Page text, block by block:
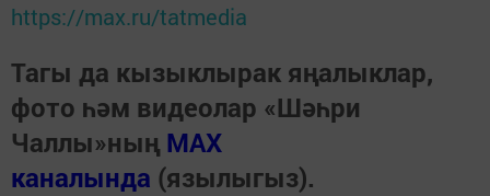
https://max.ru/tatmedia
Тагы да кызыклырак яңалыклар,
фото һәм видеолар «Шәһри
Чаллы»ның MAX
каналында (язылыгыз).